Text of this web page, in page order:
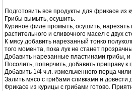
Подготовить все продукты для фрикасе из
Грибы вымыть, осушить.
Куриное филе промыть, осушить, нарезать
растительного и сливочного масел с двух
К мясу добавить нарезанный тонко
того момента, пока лук не станет
Добавить нарезанные пластинами грибы, и
Посолить, поперчить, добавить приправу к
Добавить 1/4 ч.л. измельченного перца
Залить мясо с грибами сливками и довести
Фрикасе из курицы с грибами готово.